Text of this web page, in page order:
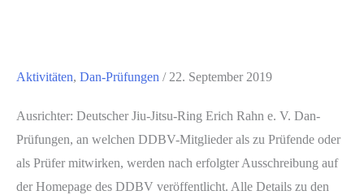
Aktivitäten, Dan-Prüfungen / 22. September 2019
Ausrichter: Deutscher Jiu-Jitsu-Ring Erich Rahn e. V. Dan-
Prüfungen, an welchen DDBV-Mitglieder als zu Prüfende oder
als Prüfer mitwirken, werden nach erfolgter Ausschreibung auf
der Homepage des DDBV veröffentlicht. Alle Details zu den